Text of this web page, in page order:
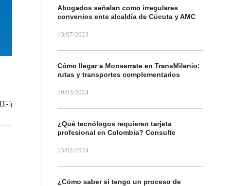
5
Abogados señalan como irregulares
convenios ente alcaldía de Cúcuta y AMC
13/07/2023
Cómo llegar a Monserrate en TransMilenio:
rutas y transportes complementarios
19/03/2024
¿Qué tecnólogos requieren tarjeta
profesional en Colombia? Consulte
13/02/2024
¿Cómo saber si tengo un proceso de